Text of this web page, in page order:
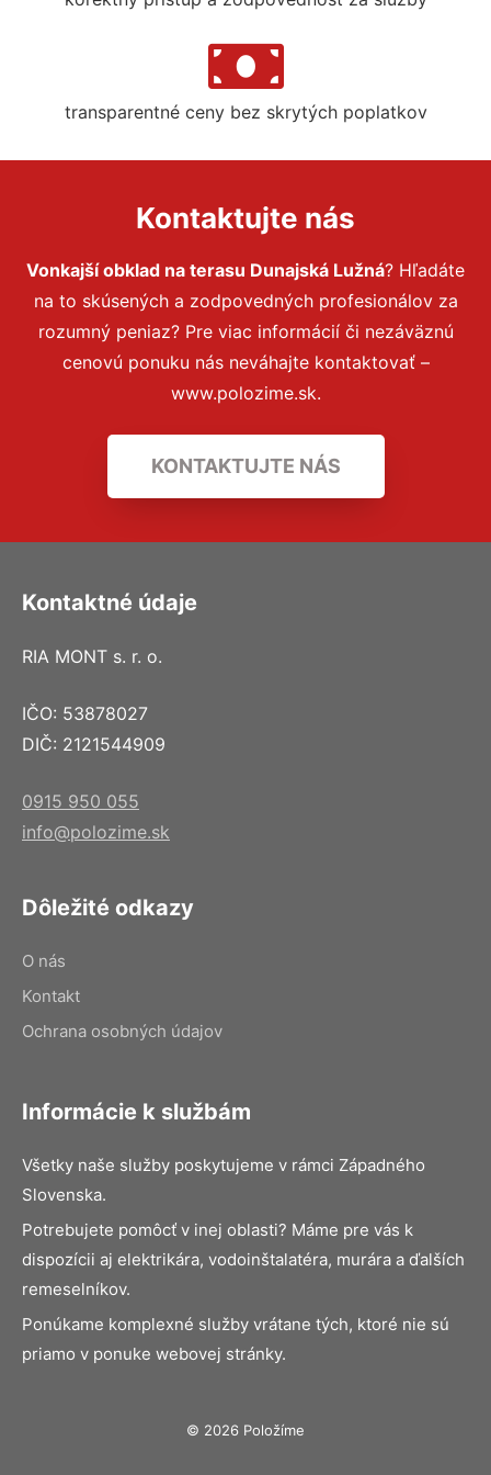
transparentné ceny bez skrytých poplatkov
Kontaktujte nás
Vonkajší obklad na terasu Dunajská Lužná? Hľadáte
na to skúsených a zodpovedných profesionálov za
rozumný peniaz? Pre viac informácií či nezáväznú
cenovú ponuku nás neváhajte kontaktovať –
www.polozime.sk.
KONTAKTUJTE NÁS
Kontaktné údaje
RIA MONT s. r. o.
IČO: 53878027
DIČ: 2121544909
0915 950 055
info@polozime.sk
Dôležité odkazy
O nás
Kontakt
Ochrana osobných údajov
Informácie k službám
Všetky naše služby poskytujeme v rámci Západného
Slovenska.
Potrebujete pomôcť v inej oblasti? Máme pre vás k
dispozícii aj elektrikára, vodoinštalatéra, murára a ďalších
remeselníkov.
Ponúkame komplexné služby vrátane tých, ktoré nie sú
priamo v ponuke webovej stránky.
© 2026 Položíme